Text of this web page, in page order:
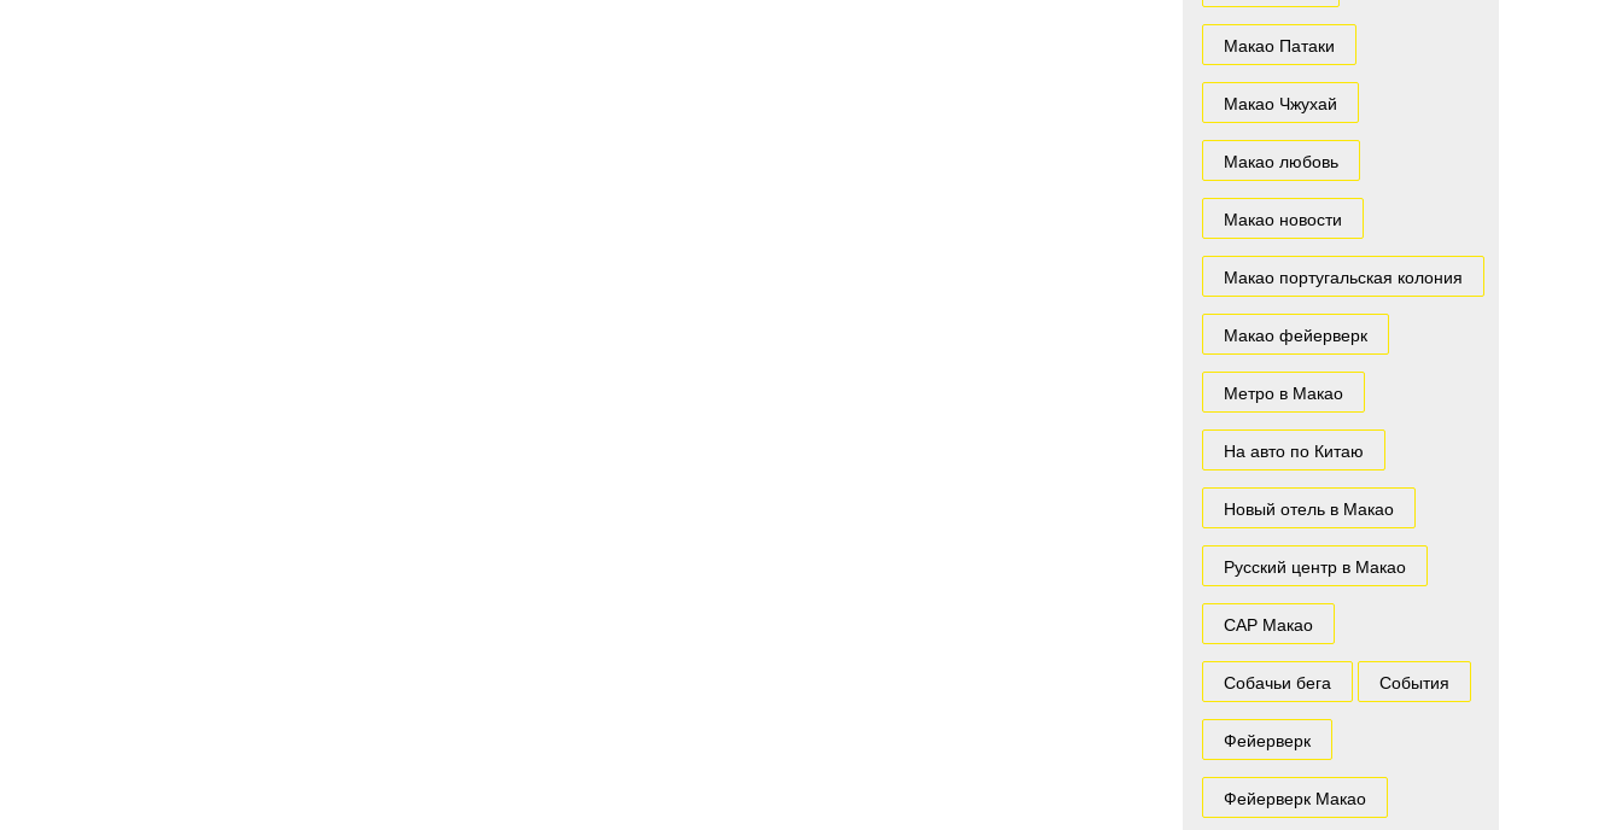
Макао Патаки
Макао Чжухай
Макао любовь
Макао новости
Макао португальская колония
Макао фейерверк
Метро в Макао
На авто по Китаю
Новый отель в Макао
Русский центр в Макао
САР Макао
Собачьи бега События
Фейерверк
Фейерверк Макао